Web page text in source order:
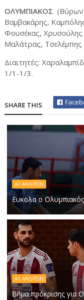
ΟΛΥΜΠΙΑΚΟΣ (Βύρων
Βαμβακάρης,
Φουσέκας,
Μαλάτρας, Τσελέμπης
Διαιτητές:
1/1-1/3.
SHARE THIS
Α1 ΑΝΔΡΏΝ
Ευκολα ο
Α1 ΑΝΔΡΏΝ
Βήμα πρόκρισης για